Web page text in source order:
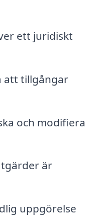
ett juridiskt
att tillgångar
och modifiera
är
uppgörelse